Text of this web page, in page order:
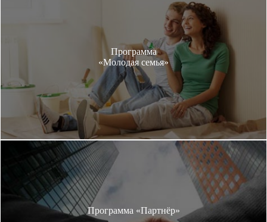
Программа
«Молодая семья»
Программа «Партнёр»